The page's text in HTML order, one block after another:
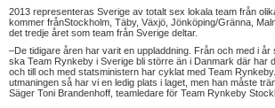
2013 representeras Sverige av totalt sex lokala team från
kommer frånStockholm, Täby, Växjö, Jönköping/Gränna,
det tredje året som team från Sverige deltar.
–De tidigare åren har varit en uppladdning. Från och med i år
ska Team Rynkeby i Sverige bli större än i Danmark där har
och till och med statsministern har cyklat med Team
utmaningen så har vi en ledig plats i laget, men han måste
Säger Toni Brandenhoff, teamledare för Team Rynkeby